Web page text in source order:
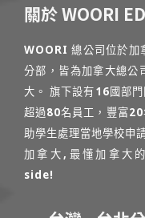
關於 WOORI
WOORI 總公司位於加
分部，皆為加拿大總公
大。 旗下設有16國部
超過80名員工，豐富
助學生處理當地學校申
加拿大,最懂加拿大
side!